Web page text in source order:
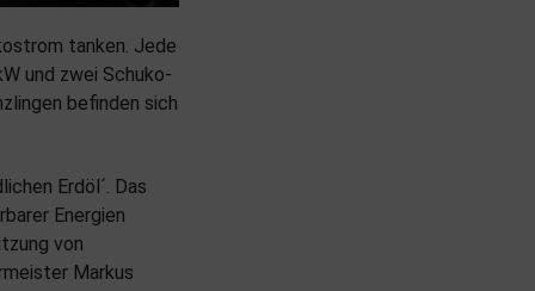
tanken. Jede
und zwei Schuko-
befinden sich
Erdöl´. Das
Energien
von
Markus